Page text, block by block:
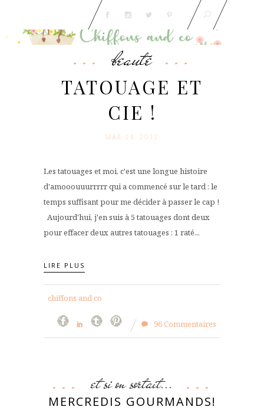
beauté
TATOUAGE ET
CIE !
MAR 14. 2012
Les tatouages et moi, c'est une longue histoire
d'amooouuurrrrr qui a commencé sur le tard : le
temps suffisant pour me décider à passer le cap !
Aujourd'hui, j'en suis à 5 tatouages dont deux
pour effacer deux autres tatouages : 1 raté...
LIRE PLUS
chiffons and co
96 Commentaires
et si on sortait...
MERCREDIS GOURMANDS!